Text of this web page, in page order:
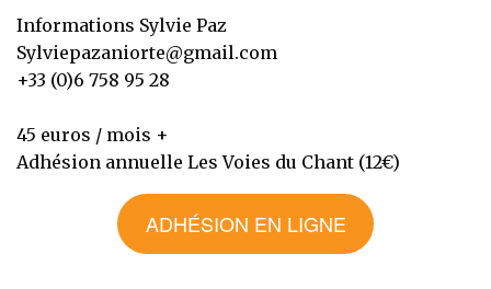
Informations Sylvie Paz
Sylviepazaniorte@gmail.com
+33 (0)6 758 95 28
45 euros / mois +
Adhésion annuelle Les Voies du Chant (12€)
ADHÉSION EN LIGNE